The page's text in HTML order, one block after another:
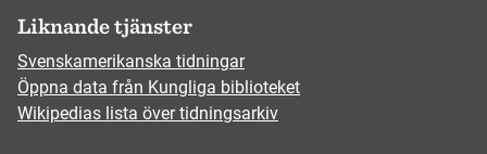
Liknande tjänster
Svenskamerikanska tidningar
Öppna data från Kungliga biblioteket
Wikipedias lista över tidningsarkiv